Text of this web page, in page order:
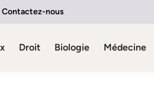
Contactez-nous
Droit Biologie Médecine